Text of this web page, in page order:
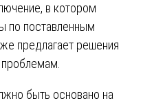
в котором
по поставленным
предлагает решения
быть основано на